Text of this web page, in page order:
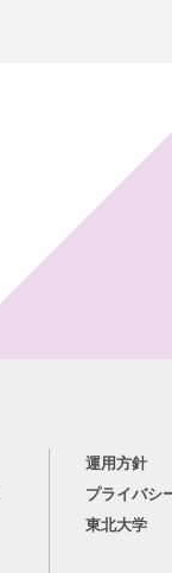
運用方針
プライバシ
東北大学